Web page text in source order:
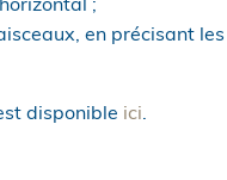
;
en précisant
disponible ici.